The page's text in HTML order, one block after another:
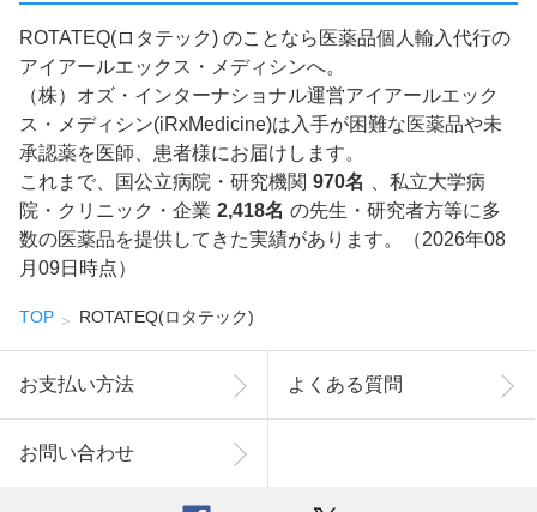
ROTATEQ(ロタテック) のことなら医薬品個人輸入代行の
アイアールエックス・メディシンへ。
（株）オズ・インターナショナル運営アイアールエック
ス・メディシン(iRxMedicine)は入手が困難な医薬品や未
承認薬を医師、患者様にお届けします。
これまで、国公立病院・研究機関 970名
、私立大学病
院・クリニック・企業 2,418名 の先生・研究者方等に多
数の医薬品を提供してきた実績があります。（2026年08
月09日時点）
TOP ROTATEQ(ロタテック)
お支払い方法 よくある質問
お問い合わせ